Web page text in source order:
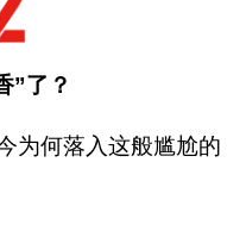
”了？
为何落入这般尴尬的